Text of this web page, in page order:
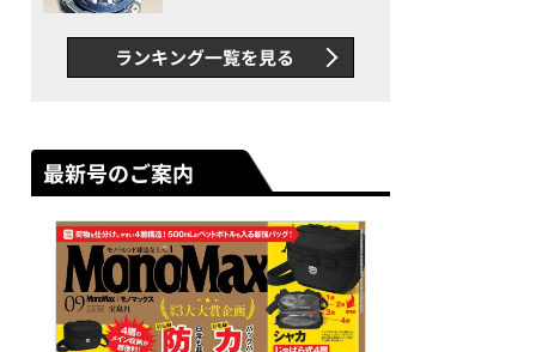
新ムーブメントの衝撃
ランキング一覧を見る
最新号のご案内